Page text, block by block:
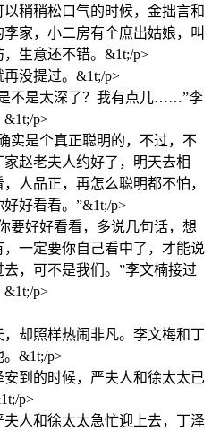
稍稍松口气的时候，金拙言和
家，小二房有个庶出姑娘，叫
生意还不错。&1t;/p>
没提过。&1t;/p>
不是太深了？我有点儿……”李
p>
实是个真正聪明的，不过，不
赵老夫人约好了，明天去相
人品正，再怎么聪明都不怕，
好看看。”&1t;/p>
要好好看看，多说几句话，想
一定要你自己看中了，才能说
，可不是我们。”李文楠接过
p>
却照样热闹非凡。李文梅和丁
&1t;/p>
到的时候，严夫人和徐太太已
p>
人和徐太太急忙迎上去，丁泽